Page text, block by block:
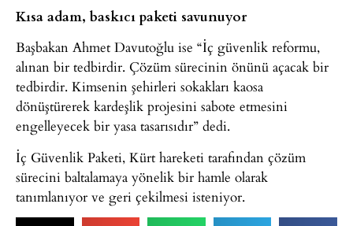
Kısa adam, baskıcı paketi savunuyor
Başbakan Ahmet Davutoğlu ise “İç güvenlik reformu,
alınan bir tedbirdir. Çözüm sürecinin önünü açacak bir
tedbirdir. Kimsenin şehirleri sokakları kaosa
dönüştürerek kardeşlik projesini sabote etmesini
engelleyecek bir yasa tasarısıdır” dedi.
İç Güvenlik Paketi, Kürt hareketi tarafından çözüm
sürecini baltalamaya yönelik bir hamle olarak
tanımlanıyor ve geri çekilmesi isteniyor.